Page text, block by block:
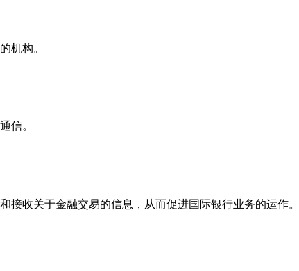
机构。
信。
收关于金融交易的信息，从而促进国际银行业务的运作。